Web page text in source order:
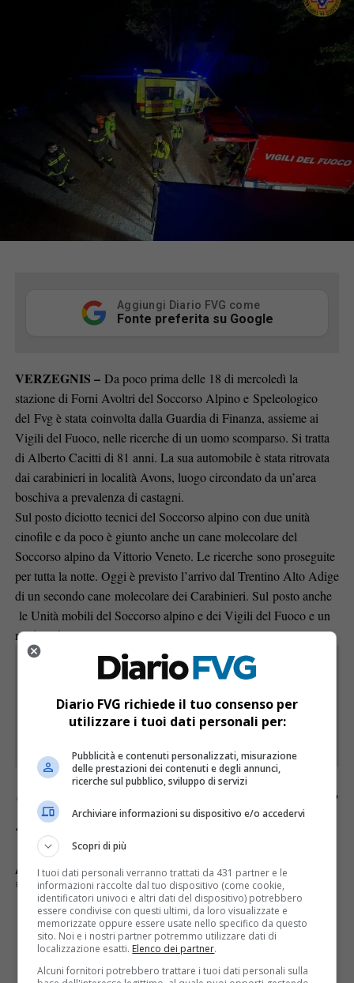
Aggiungi Diario FVG come
Fonte preferita su Google
VERZEGNIS – Da poco prima delle 18 di mercoledì la
stazione di Forni Avoltri del Soccorso Alpino e Speleologico
del Fvg è stata coinvolta dalla Guardia di Finanza, assieme ai
Vigili del Fuoco, nelle ricerche di un uomo scomparso. Si tratta
di Alberto Cacitti di 81 anni. La sua automobile è stata ritrovata
dai carabinieri in località Avons, luogo circondato da un’area
boschiva a prevalenza di castagni.
Sul posto diciotto tecnici del Soccorso alpino con due unità
cinofile e da poco è giunto anche un cane molecolare del
Soccorso alpino da Vittorio Veneto. Le ricerche sono proseguite
per tutta la notte. Oggi è previsto l’arrivo dal Trentino Alto Adige
di un secondo cane molecolare dei Carabinieri. Sul posto anche
le Unità mobili del Soccorso alpino e dei Vigili del Fuoco e un
medico del Soccorso alpino.
Rimani aggiornato seguendoci su Google
SEGUICI
Continua a leggere le notizie di
segui la nostrapagina Facebook
ARGOMENTI CORRELATI:
SOCCORSO ALPINO
UOMO DISPERSO
VERZEGNIS
CLICCA PER COMMENTARE
Diario FVG richiede il tuo consenso per
utilizzare i tuoi dati personali per:
Pubblicità e contenuti personalizzati, misurazione
delle prestazioni dei contenuti e degli annunci,
ricerche sul pubblico, sviluppo di servizi
Archiviare informazioni su dispositivo e/o accedervi
Scopri di più
I tuoi dati personali verranno trattati da 431 partner e le
informazioni raccolte dal tuo dispositivo (come cookie,
identificatori univoci e altri dati del dispositivo) potrebbero
essere condivise con questi ultimi, da loro visualizzate e
memorizzate oppure essere usate nello specifico da questo
sito. Noi e i nostri partner potremmo utilizzare dati di
localizzazione esatti. Elenco dei partner.
Alcuni fornitori potrebbero trattare i tuoi dati personali sulla